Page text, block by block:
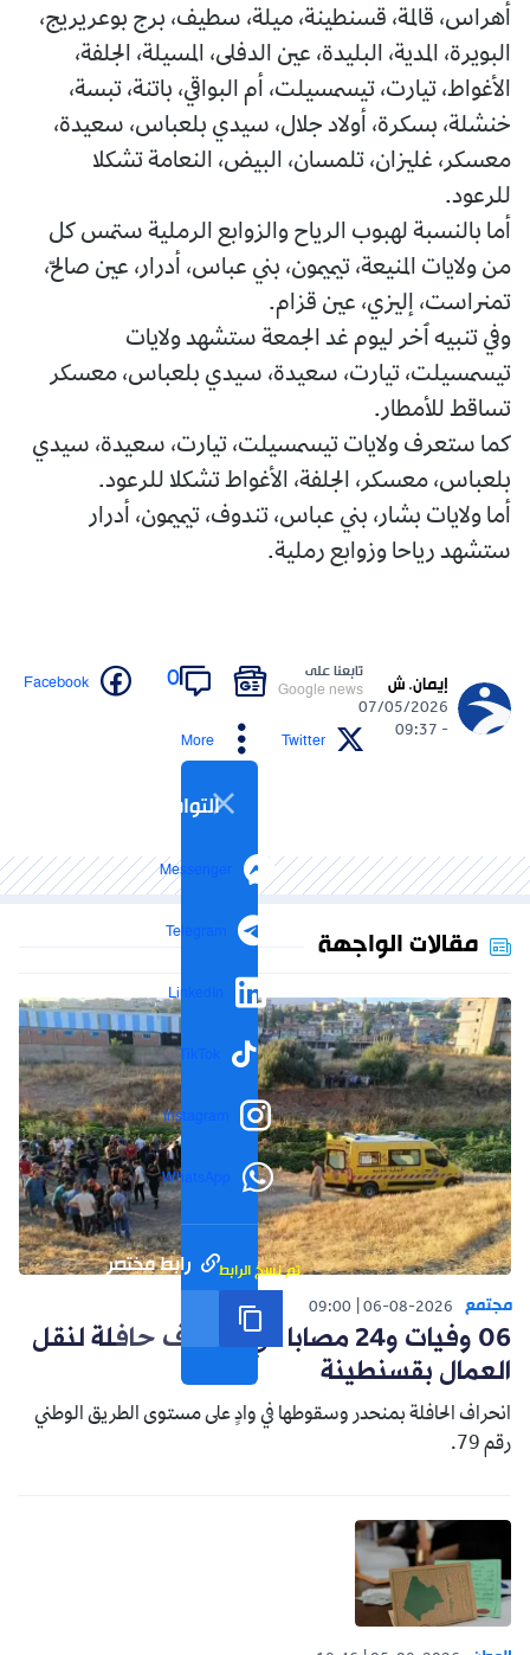
أهراس، قالمة، قسنطينة، ميلة، سطيف، برج بوعريريج،
البويرة، المدية، البليدة، عين الدفلى، المسيلة، الجلفة،
الأغواط، تيارت، تيسمسيلت، أم البواقي، باتنة، تبسة،
خنشلة، بسكرة، أولاد جلال، سيدي بلعباس، سعيدة،
معسكر، غليزان، تلمسان، البيض، النعامة تشكلا
للرعود.
أما بالنسبة لهبوب الرياح والزوابع الرملية ستمس كل
من ولايات المنيعة، تيميمون، بني عباس، أدرار، عين صالحّ،
تمنراست، إليزي، عين قزام.
وفي تنبيه ٱخر ليوم غد الجمعة ستشهد ولايات
تيسمسيلت، تيارت، سعيدة، سيدي بلعباس، معسكر
تساقط للأمطار.
كما ستعرف ولايات تيسمسيلت، تيارت، سعيدة، سيدي
بلعباس، معسكر، الجلفة، الأغواط تشكلا للرعود.
أما ولايات بشار، بني عباس، تندوف، تيميمون، أدرار
ستشهد رياحا وزوابع رملية.
إيمان. ش
07/05/2026
- 09:37
تابعنا على
Google news
0
Facebook
Twitter
More
التواصل الاجتماعي
Messenger
Telegram
LinkedIn
TikTok
Instagram
WhatsApp
رابط مختصر تم نسخ الرابط
مقالات الواجهة
مجتمع 06-08-2026
09:00
06 وفيات و24 مصابا في انحراف حافلة لنقل
العمال بقسنطينة
انحراف الحافلة بمنحدر وسقوطها في وادٍ على مستوى الطريق الوطني
رقم 79.